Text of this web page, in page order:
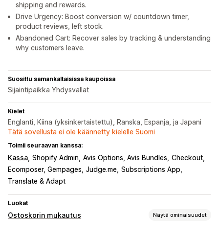
shipping and rewards.
Drive Urgency: Boost conversion w/ countdown timer,
product reviews, left stock.
Abandoned Cart: Recover sales by tracking & understanding
why customers leave.
Suosittu samankaltaisissa kaupoissa
Sijaintipaikka Yhdysvallat
Kielet
Englanti, Kiina (yksinkertaistettu), Ranska, Espanja, ja Japani
Tätä sovellusta ei ole käännetty kielelle Suomi
Toimii seuraavan kanssa:
Kassa Shopify Admin Avis Options, Avis Bundles Checkout
Ecomposer, Gempages Judge.me Subscriptions App
Translate & Adapt
Luokat
Ostoskorin mukautus Näytä ominaisuudet